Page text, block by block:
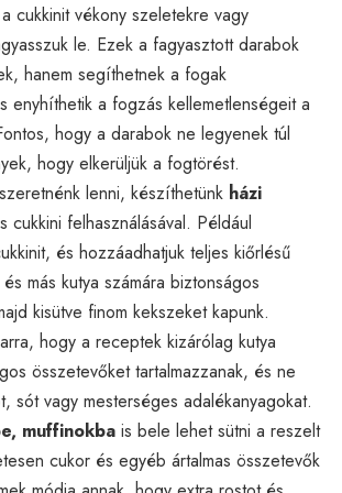
cukkinit vékony szeletekre vagy
le. Ezek a fagyasztott darabok
hanem segíthetnek a fogak
enyhíthetik a fogzás kellemetlenségeit a
hogy a darabok ne legyenek túl
hogy elkerüljük a fogtörést.
lenni, készíthetünk házi
cukkini felhasználásával. Például
és hozzáadhatjuk teljes kiőrlésű
más kutya számára biztonságos
kisütve finom kekszeket kapunk.
hogy a receptek kizárólag kutya
összetevőket tartalmazzanak, és ne
sót vagy mesterséges adalékanyagokat.
muffinokba is bele lehet sütni a reszelt
cukor és egyéb ártalmas összetevők